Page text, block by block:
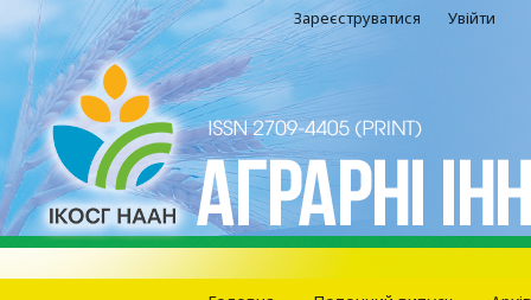
Зареєструватися Увійти